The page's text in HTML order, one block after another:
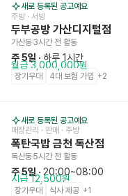
새로 등록된 공고예요
주방 · 서빙
두부공방 가산디지털점
가산동3시간 전 활동
주 5일 · 하루 1시간
월급 3,000,000원
장기우대 4대 보험 가입 +2
새로 등록된 공고예요
매장관리 · 판매 · 주방
폭탄국밥 금천 독산점
독산동5시간 전 활동
주 5일 · 20:00~08:00
시급 12,500원
장기우대 식사 제공 +1